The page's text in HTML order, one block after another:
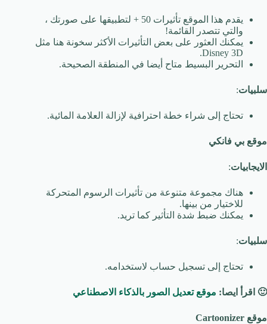
يقدم هذا الموقع تأثيرات 50 + لتطبيقها على صورتك ،
والتي تتصدر القائمة!
يمكنك العثور على بعض التأثيرات الأكثر سخونة هنا مثل
Disney 3D.
التحرير البسيط متاح أيضا في المنطقة الصحيحة.
سلبيات:
تحتاج إلى شراء خطة احترافية لإزالة العلامة المائية.
موقع بي فانكي
الايجابيات:
هناك مجموعة متنوعة من تأثيرات الرسوم المتحركة
للاختيار من بينها.
يمكنك ضبط شدة التأثير كما تريد.
سلبيات:
تحتاج إلى تسجيل حساب لاستخدامه.
🙂 اقرأ ايصا: موقع تعديل الصور بالذكاء الاصطناعي
موقع Cartoonizer